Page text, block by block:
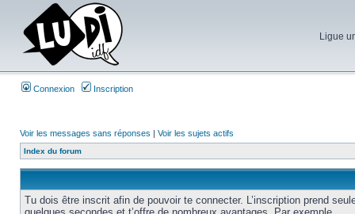
Ligue
Connexion Inscription
Voir les messages sans réponses | Voir les sujets actifs
Index du forum
Tu dois être inscrit afin de pouvoir te connecter. L’inscription prend